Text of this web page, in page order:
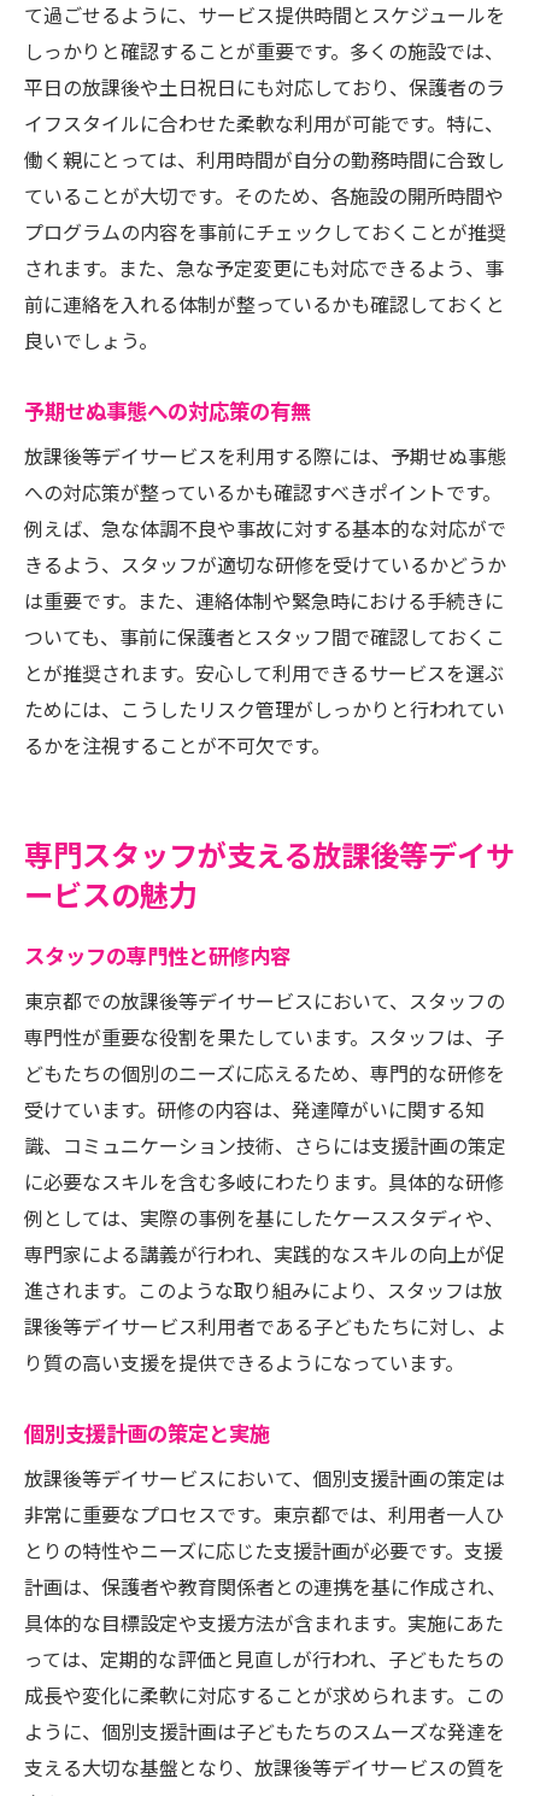
て過ごせるように、サービス提供時間とスケジュールを
しっかりと確認することが重要です。多くの施設では、
平日の放課後や土日祝日にも対応しており、保護者のラ
イフスタイルに合わせた柔軟な利用が可能です。特に、
働く親にとっては、利用時間が自分の勤務時間に合致し
ていることが大切です。そのため、各施設の開所時間や
プログラムの内容を事前にチェックしておくことが推奨
されます。また、急な予定変更にも対応できるよう、事
前に連絡を入れる体制が整っているかも確認しておくと
良いでしょう。
予期せぬ事態への対応策の有無
放課後等デイサービスを利用する際には、予期せぬ事態
への対応策が整っているかも確認すべきポイントです。
例えば、急な体調不良や事故に対する基本的な対応がで
きるよう、スタッフが適切な研修を受けているかどうか
は重要です。また、連絡体制や緊急時における手続きに
ついても、事前に保護者とスタッフ間で確認しておくこ
とが推奨されます。安心して利用できるサービスを選ぶ
ためには、こうしたリスク管理がしっかりと行われてい
るかを注視することが不可欠です。
専門スタッフが支える放課後等デイサ
ービスの魅力
スタッフの専門性と研修内容
東京都での放課後等デイサービスにおいて、スタッフの
専門性が重要な役割を果たしています。スタッフは、子
どもたちの個別のニーズに応えるため、専門的な研修を
受けています。研修の内容は、発達障がいに関する知
識、コミュニケーション技術、さらには支援計画の策定
に必要なスキルを含む多岐にわたります。具体的な研修
例としては、実際の事例を基にしたケーススタディや、
専門家による講義が行われ、実践的なスキルの向上が促
進されます。このような取り組みにより、スタッフは放
課後等デイサービス利用者である子どもたちに対し、よ
り質の高い支援を提供できるようになっています。
個別支援計画の策定と実施
放課後等デイサービスにおいて、個別支援計画の策定は
非常に重要なプロセスです。東京都では、利用者一人ひ
とりの特性やニーズに応じた支援計画が必要です。支援
計画は、保護者や教育関係者との連携を基に作成され、
具体的な目標設定や支援方法が含まれます。実施にあた
っては、定期的な評価と見直しが行われ、子どもたちの
成長や変化に柔軟に対応することが求められます。この
ように、個別支援計画は子どもたちのスムーズな発達を
支える大切な基盤となり、放課後等デイサービスの質を